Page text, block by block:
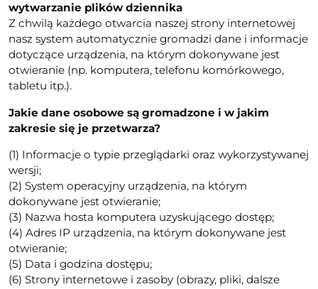
wytwarzanie plików dziennika
Z chwilą każdego otwarcia naszej strony internetowej
nasz system automatycznie gromadzi dane i informacje
dotyczące urządzenia, na którym dokonywane jest
otwieranie (np. komputera, telefonu komórkowego,
tabletu itp.).
Jakie dane osobowe są gromadzone i w jakim
zakresie się je przetwarza?
(1) Informacje o typie przeglądarki oraz wykorzystywanej
wersji;
(2) System operacyjny urządzenia, na którym
dokonywane jest otwieranie;
(3) Nazwa hosta komputera uzyskującego dostęp;
(4) Adres IP urządzenia, na którym dokonywane jest
otwieranie;
(5) Data i godzina dostępu;
(6) Strony internetowe i zasoby (obrazy, pliki, dalsze